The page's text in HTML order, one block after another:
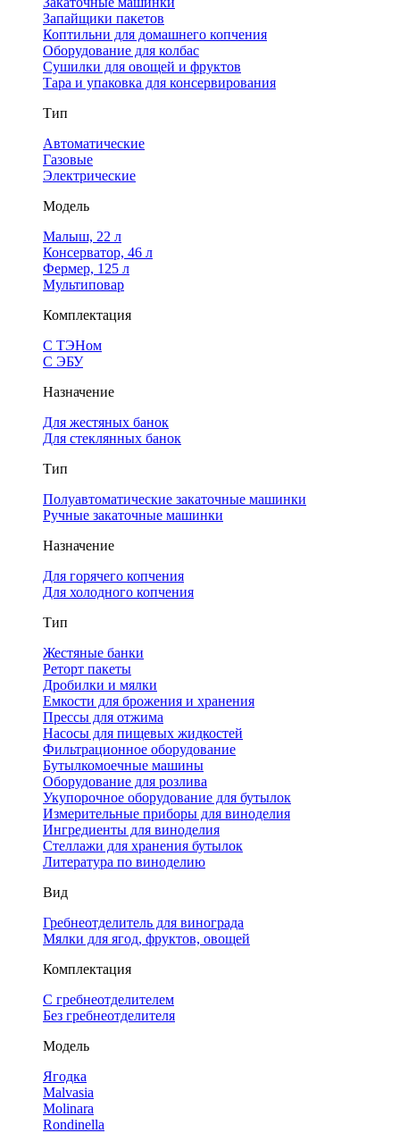
Запайщики пакетов
Коптильни для домашнего копчения
Оборудование для колбас
Сушилки для овощей и фруктов
Тара и упаковка для консервирования
Тип
Автоматические
Газовые
Электрические
Модель
Малыш, 22 л
Консерватор, 46 л
Фермер, 125 л
Мультиповар
Комплектация
С ТЭНом
С ЭБУ
Назначение
Для жестяных банок
Для стеклянных банок
Тип
Полуавтоматические закаточные машинки
Ручные закаточные машинки
Назначение
Для горячего копчения
Для холодного копчения
Тип
Жестяные банки
Реторт пакеты
Дробилки и мялки
Емкости для брожения и хранения
Прессы для отжима
Насосы для пищевых жидкостей
Фильтрационное оборудование
Бутылкомоечные машины
Оборудование для розлива
Укупорочное оборудование для бутылок
Измерительные приборы для виноделия
Ингредиенты для виноделия
Стеллажи для хранения бутылок
Литература по виноделию
Вид
Гребнеотделитель для винограда
Мялки для ягод, фруктов, овощей
Комплектация
С гребнеотделителем
Без гребнеотделителя
Модель
Ягодка
Malvasia
Molinara
Rondinella